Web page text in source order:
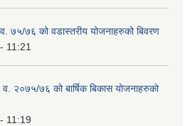
७५/७६ को वडास्तरीय योजनाहरुको बिवरण
11:21
२०७५/७६ को बार्षिक बिकास योजनाहरुको
11:19